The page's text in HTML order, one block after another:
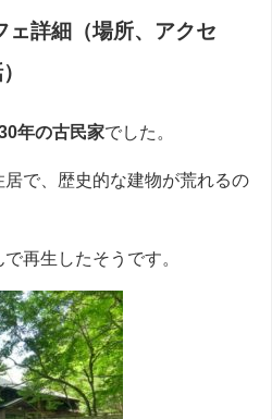
ェ詳細（場所、アクセ
年の古民家でした。
で、歴史的な建物が荒れるの
再生したそうです。